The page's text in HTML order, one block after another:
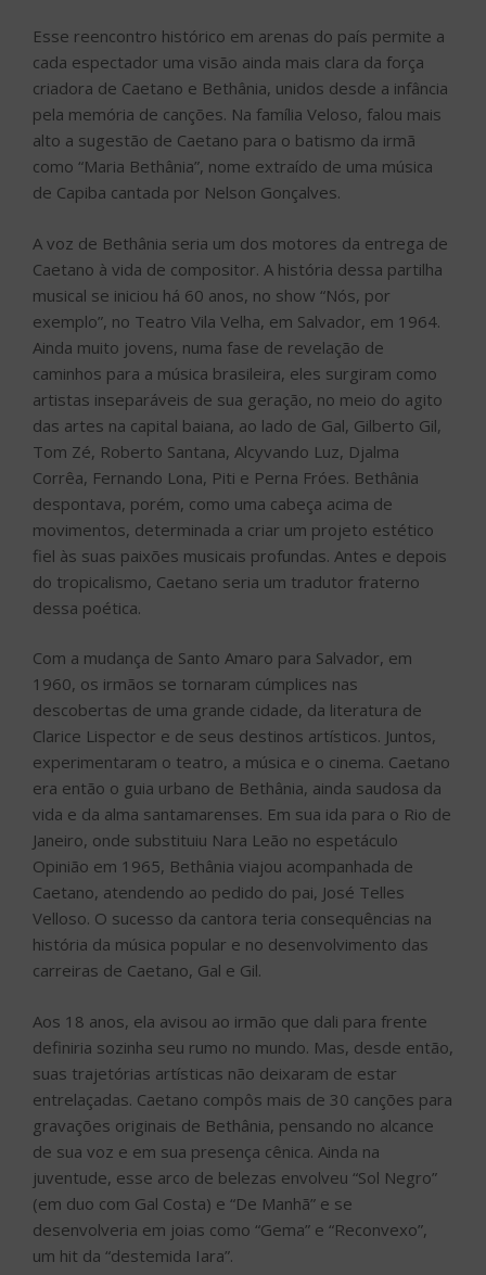
Esse reencontro histórico em arenas do país permite a
cada espectador uma visão ainda mais clara da força
criadora de Caetano e Bethânia, unidos desde a infância
pela memória de canções. Na família Veloso, falou mais
alto a sugestão de Caetano para o batismo da irmã
como “Maria Bethânia”, nome extraído de uma música
de Capiba cantada por Nelson Gonçalves.
A voz de Bethânia seria um dos motores da entrega de
Caetano à vida de compositor. A história dessa partilha
musical se iniciou há 60 anos, no show “Nós, por
exemplo”, no Teatro Vila Velha, em Salvador, em 1964.
Ainda muito jovens, numa fase de revelação de
caminhos para a música brasileira, eles surgiram como
artistas inseparáveis de sua geração, no meio do agito
das artes na capital baiana, ao lado de Gal, Gilberto Gil,
Tom Zé, Roberto Santana, Alcyvando Luz, Djalma
Corrêa, Fernando Lona, Piti e Perna Fróes. Bethânia
despontava, porém, como uma cabeça acima de
movimentos, determinada a criar um projeto estético
fiel às suas paixões musicais profundas. Antes e depois
do tropicalismo, Caetano seria um tradutor fraterno
dessa poética.
Com a mudança de Santo Amaro para Salvador, em
1960, os irmãos se tornaram cúmplices nas
descobertas de uma grande cidade, da literatura de
Clarice Lispector e de seus destinos artísticos. Juntos,
experimentaram o teatro, a música e o cinema. Caetano
era então o guia urbano de Bethânia, ainda saudosa da
vida e da alma santamarenses. Em sua ida para o Rio de
Janeiro, onde substituiu Nara Leão no espetáculo
Opinião em 1965, Bethânia viajou acompanhada de
Caetano, atendendo ao pedido do pai, José Telles
Velloso. O sucesso da cantora teria consequências na
história da música popular e no desenvolvimento das
carreiras de Caetano, Gal e Gil.
Aos 18 anos, ela avisou ao irmão que dali para frente
definiria sozinha seu rumo no mundo. Mas, desde então,
suas trajetórias artísticas não deixaram de estar
entrelaçadas. Caetano compôs mais de 30 canções para
gravações originais de Bethânia, pensando no alcance
de sua voz e em sua presença cênica. Ainda na
juventude, esse arco de belezas envolveu “Sol Negro”
(em duo com Gal Costa) e “De Manhã” e se
desenvolveria em joias como “Gema” e “Reconvexo”,
um hit da “destemida Iara”.